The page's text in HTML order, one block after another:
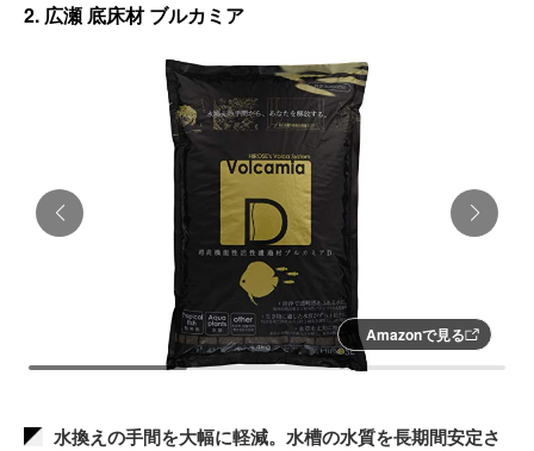
2. 広瀬 底床材 ブルカミア
Amazonで見る
水換えの手間を大幅に軽減。水槽の水質を長期間安定さ